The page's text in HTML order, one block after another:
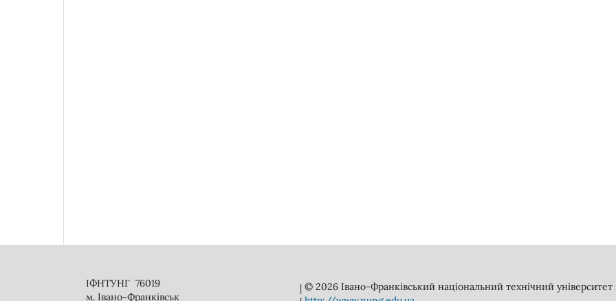
ІФНТУНГ 76019
м. Івано-Франківськ
| © 2026 Івано-Франківський національний технічний